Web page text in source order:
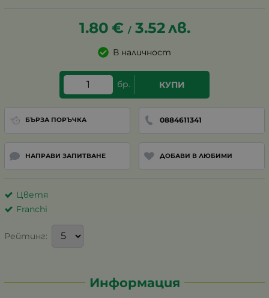
1.80 € / 3.52лв.
В наличност
бр. КУПИ
БЪРЗА ПОРЪЧКА 0884611341
НАПРАВИ ЗАПИТВАНЕ ДОБАВИ В ЛЮБИМИ
Цветя
Franchi
Рейтинг:
Информация